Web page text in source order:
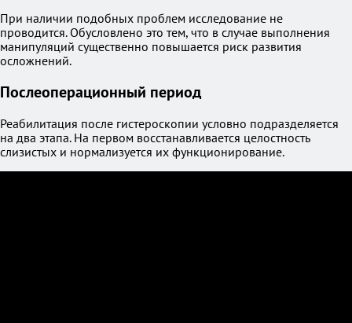
При наличии подобных проблем исследование не
проводится. Обусловлено это тем, что в случае выполнения
манипуляций существенно повышается риск развития
осложнений.
Послеоперационный период
Реабилитация после гистероскопии условно подразделяется
на два этапа. На первом восстанавливается целостность
слизистых и нормализуется их функционирование.